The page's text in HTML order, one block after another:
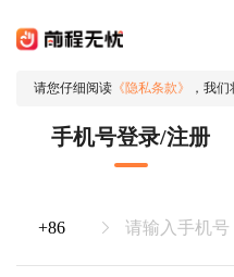
请您仔细阅读 《隐私条款》 ，我
手机号登录/注册